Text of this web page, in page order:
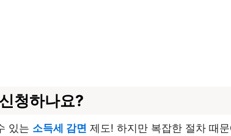
청하나요?
있는 소득세 감면 제도! 하지만 복잡한 절차 때